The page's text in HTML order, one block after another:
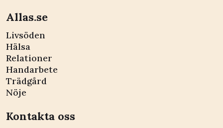
Allas.se
Livsöden
Hälsa
Relationer
Handarbete
Trädgård
Nöje
Kontakta oss